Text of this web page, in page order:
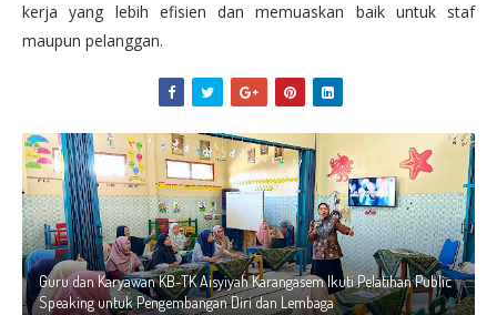
kerja yang lebih efisien dan memuaskan baik untuk staf
maupun pelanggan.
Guru dan Karyawan KB-TK Aisyiyah Karangasem Ikuti Pelatihan Public
Speaking untuk Pengembangan Diri dan Lembaga